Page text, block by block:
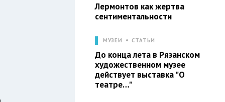
Лермонтов как жертва
сентиментальности
МУЗЕИ СТАТЬИ
До конца лета в Рязанском
художественном музее
действует выставка "О
театре…"